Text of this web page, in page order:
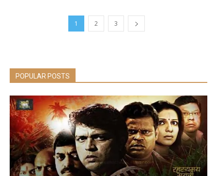
1 2 3
POPULAR POSTS